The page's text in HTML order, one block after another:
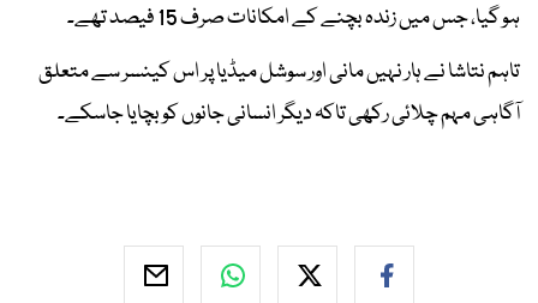
ہو گیا، جس میں زندہ بچنے کے امکانات صرف 15 فیصد تھے۔
تاہم نتاشا نے ہار نہیں مانی اور سوشل میڈیا پر اس کینسر سے متعلق
آگاہی مہم چلائی رکھی تاکہ دیگر انسانی جانوں کو بچایا جاسکے۔